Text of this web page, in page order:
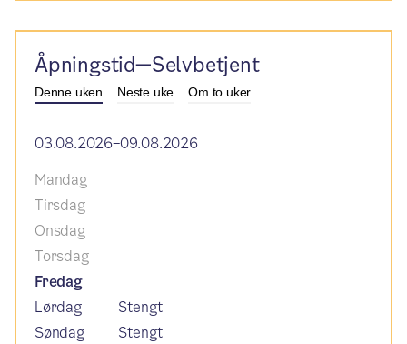
Åpningstid—Selvbetjent
Denne uken Neste uke Om to uker
03.08.2026–09.08.2026
Mandag
Tirsdag
Onsdag
Torsdag
Fredag
Lørdag
Stengt
Søndag
Stengt